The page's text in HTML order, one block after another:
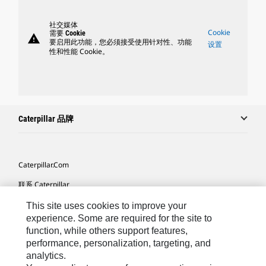
warning
社交媒体
需要 Cookie
要启用此功能，您必须接受使用针对性、功能
性和性能 Cookie。
Cookie
设置
Caterpillar 品牌
Caterpillar.com
联系 Caterpillar
我的营销首选项
站点地图
Cookie Settings
法律
This site uses cookies to improve your
experience. Some are required for the site to
function, while others support features,
performance, personalization, targeting, and
analytics.